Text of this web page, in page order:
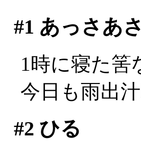
#1 あっさあ
1時に寝た筈
今日も雨出汁
#2 ひる